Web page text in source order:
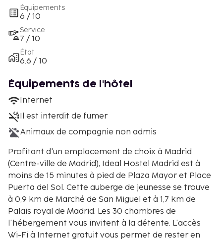
Équipements
6 / 10
Service
7 / 10
État
6.6 / 10
Équipements de l'hôtel
Internet
Il est interdit de fumer
Animaux de compagnie non admis
Profitant d'un emplacement de choix à Madrid
(Centre-ville de Madrid), Ideal Hostel Madrid est à
moins de 15 minutes à pied de Plaza Mayor et Place
Puerta del Sol. Cette auberge de jeunesse se trouve
à 0,9 km de Marché de San Miguel et à 1,7 km de
Palais royal de Madrid. Les 30 chambres de
l'hébergement vous invitent à la détente. L'accès
Wi-Fi à Internet gratuit vous permet de rester en